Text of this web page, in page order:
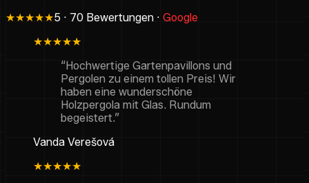
★★★★★5 · 70 Bewertungen · Google
★★★★★
“Hochwertige Gartenpavillons und
Pergolen zu einem tollen Preis! Wir
haben eine wunderschöne
Holzpergola mit Glas. Rundum
begeistert.”
Vanda Verešová
★★★★★